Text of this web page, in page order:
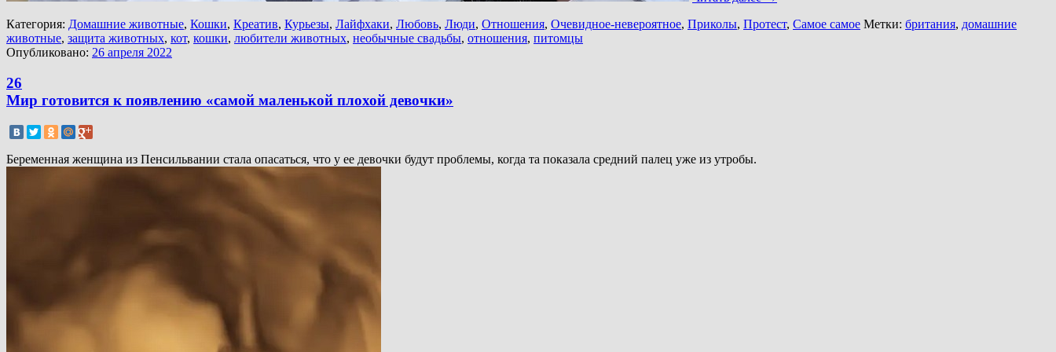
Категория: Домашние животные, Кошки, Креатив, Курьезы, Лайфхаки, Любовь, Люди, Отношения, Очевидное-невероятное, Приколы, Протест, Самое самое Метки: британия, домашние
животные, защита животных, кот, кошки, любители животных, необычные свадьбы, отношения, питомцы
Опубликовано: 26 апреля 2022
26
Мир готовится к появлению «самой маленькой плохой девочки»
Беременная женщина из Пенсильвании стала опасаться, что у ее девочки будут проблемы, когда та показала средний палец уже из утробы.